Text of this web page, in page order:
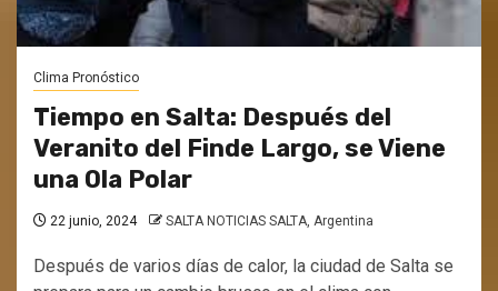
Clima Pronóstico
Tiempo en Salta: Después del
Veranito del Finde Largo, se Viene
una Ola Polar
22 junio, 2024 SALTA NOTICIAS SALTA, Argentina
Después de varios días de calor, la ciudad de Salta se